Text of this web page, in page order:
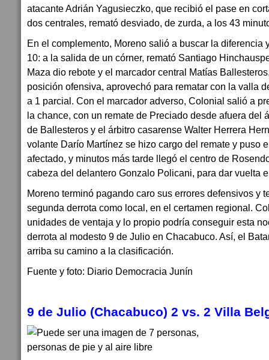
atacante Adrián Yagusieczko, que recibió el pase en
dos centrales, remató desviado, de zurda, a los 43
En el complemento, Moreno salió a buscar la diferencia
10: a la salida de un córner, remató Santiago
Maza dio rebote y el marcador central Matías
posición ofensiva, aprovechó para rematar con la valla
a 1 parcial. Con el marcador adverso, Colonial salió a
la chance, con un remate de Preciado desde afuera del
de Ballesteros y el árbitro casarense Walter Herrera
volante Darío Martínez se hizo cargo del remate y puso
afectado, y minutos más tarde llegó el centro de
cabeza del delantero Gonzalo Policani, para dar vuelta
Moreno terminó pagando caro sus errores defensivos y
segunda derrota como local, en el certamen regional.
unidades de ventaja y lo propio podría conseguir esta
derrota al modesto 9 de Julio en Chacabuco. Así, el
arriba su camino a la clasificación.
Fuente y foto: Diario Democracia Junín
9 de Julio (Chacabuco) 2 vs. 2 Villa